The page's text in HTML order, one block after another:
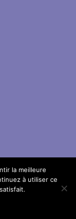
la meilleure
à utiliser ce